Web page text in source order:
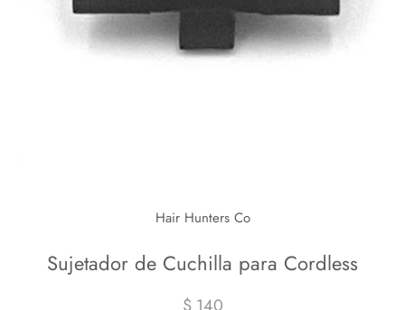
Hair Hunters Co
Sujetador de Cuchilla para Cordless